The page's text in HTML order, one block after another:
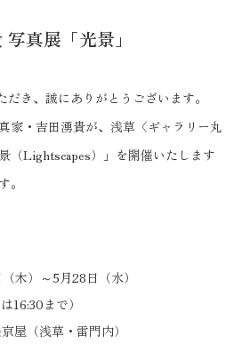
真展「光景」
き、誠にありがとうございます。
家・吉田湧貴が、浅草〈ギャラリー丸
（Lightscapes）」を開催いたします
。
木）～5月28日（水）
16:30まで）
屋（浅草・雷門内）